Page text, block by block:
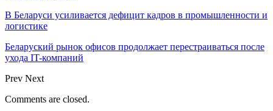
В Беларуси усиливается дефицит кадров в промышленности и
логистике
Беларуский рынок офисов продолжает перестраиваться после
ухода IT-компаний
Prev Next
Comments are closed.